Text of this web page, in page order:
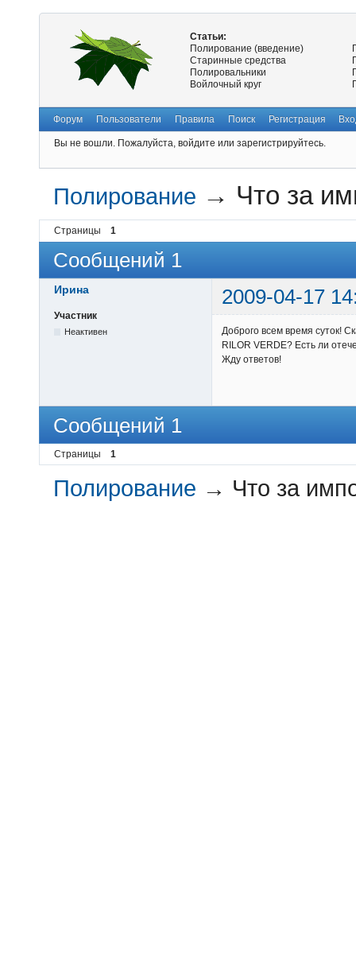
Статьи:
Полирование (введение)
Старинные средства
Полировальники
Войлочный круг
Форум Пользователи Правила Поиск Регистрация
Вы не вошли. Пожалуйста, войдите или зарегистрируйтесь.
Полирование → Что за
Страницы 1
Сообщений 1
Ирина 2009-04-17
Участник
Неактивен
Доброго всем время суток!
RILOR VERDE? Есть ли
Жду ответов!
Сообщений 1
Страницы 1
Полирование → Что за